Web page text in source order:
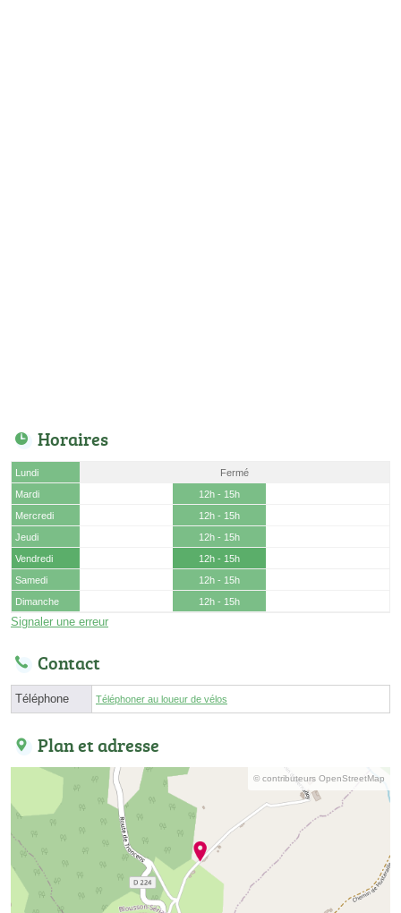
Horaires
Lundi
Fermé
Mardi
12h - 15h
Mercredi
12h - 15h
Jeudi
12h - 15h
Vendredi
12h - 15h
Samedi
12h - 15h
Dimanche
12h - 15h
Signaler une erreur
Contact
Téléphone Téléphoner au loueur de vélos
Plan et adresse
© contributeurs OpenStreetMap